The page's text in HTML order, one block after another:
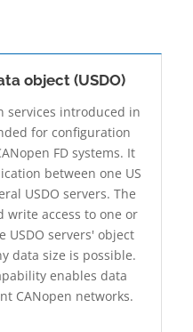
object (USDO)
services introduced in
for configuration
FD systems. It
between one US
USDO servers. The
write access to one or
USDO servers' object
data size is possible.
enables data
CANopen networks.